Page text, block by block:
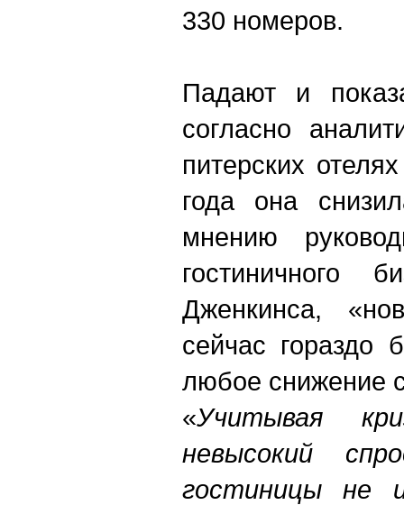
330 номеров.
Падают и
cогласно
питерских
года она
мнению
гостиничного
Дженкинса,
сейчас гораздо
любое снижение
«Учитывая
невысокий
гостиницы не